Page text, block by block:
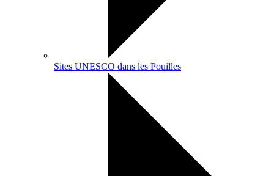
Sites UNESCO dans les Pouilles